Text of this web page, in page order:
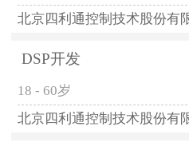
北京四利通控制技术股份有
DSP开发
18 - 60岁
北京四利通控制技术股份有